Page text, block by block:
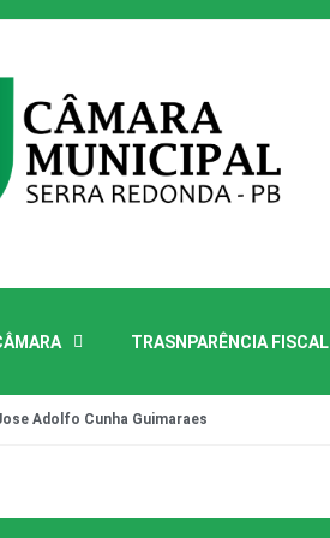
TRASNPARÊNCIA FISCAL
Adolfo Cunha Guimaraes